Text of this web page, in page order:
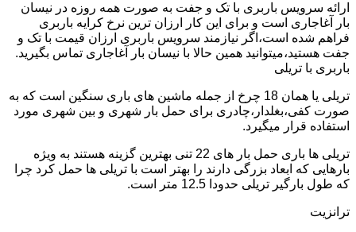
ارائه سرویس باربری با تک و جفت به صورت همه روزه در نیسان
بار آغاجاری است و برای این کار ارزان ترین نرخ کرایه باربری
فراهم شده است،اگر نیازمند سرویس باربری ارزان قیمت با تک و
جفت هستید،میتوانید همین حالا با نیسان بار آغاجاری تماس بگیرید.
باربری با تریلی
تریلی یا همان 18 چرخ از جمله ماشین های باری سنگین است که به
صورت کفی،بغلدار،چادری برای حمل بار شهری و بین شهری مورد
استفاده قرار میگیرد.
تریلی ها باری حمل بار های 22 تنی بهترین گزینه هستند به ویژه
بارهایی که ابعاد بزرگی دارند را بهتر است با تریلی ها حمل کرد چرا
که طول بارگیر تریلی حدودا 12.5 متر است.
ترانزیت